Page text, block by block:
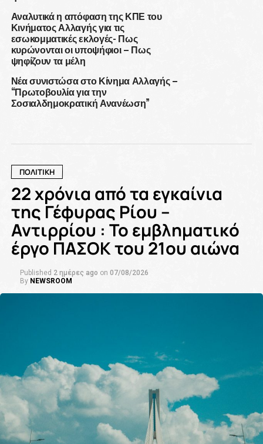
Αναλυτικά η απόφαση της ΚΠΕ του
Κινήματος Αλλαγής για τις
εσωκομματικές εκλογές- Πως
κυρώνονται οι υποψήφιοι – Πως
ψηφίζουν τα μέλη
Νέα συνιστώσα στο Κίνημα Αλλαγής –
“Πρωτοβουλία για την
Σοσιαλδημοκρατική Ανανέωση”
ΠΟΛΙΤΙΚΗ
22 χρόνια από τα εγκαίνια
της Γέφυρας Ρίου –
Αντιρρίου : Το εμβληματικό
έργο ΠΑΣΟΚ του 21ου αιώνα
Published 2 ημέρες ago on 07/08/2026
By NEWSROOM